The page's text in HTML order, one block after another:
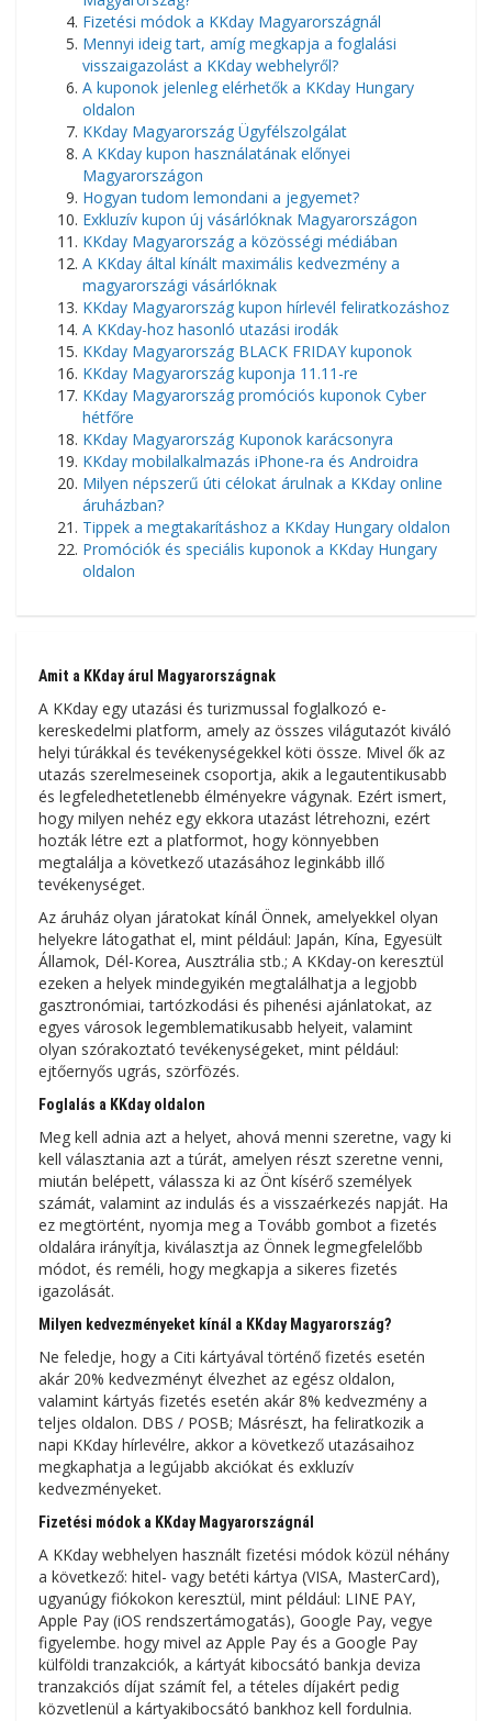
Fizetési módok a KKday Magyarországnál
Mennyi ideig tart, amíg megkapja a foglalási
visszaigazolást a KKday webhelyről?
A kuponok jelenleg elérhetők a KKday Hungary
oldalon
KKday Magyarország Ügyfélszolgálat
A KKday kupon használatának előnyei
Magyarországon
Hogyan tudom lemondani a jegyemet?
Exkluzív kupon új vásárlóknak Magyarországon
KKday Magyarország a közösségi médiában
A KKday által kínált maximális kedvezmény a
magyarországi vásárlóknak
KKday Magyarország kupon hírlevél feliratkozáshoz
A KKday-hoz hasonló utazási irodák
KKday Magyarország BLACK FRIDAY kuponok
KKday Magyarország kuponja 11.11-re
KKday Magyarország promóciós kuponok Cyber ​​​​
hétfőre
KKday Magyarország Kuponok karácsonyra
KKday mobilalkalmazás iPhone-ra és Androidra
Milyen népszerű úti célokat árulnak a KKday online
áruházban?
Tippek a megtakarításhoz a KKday Hungary oldalon
Promóciók és speciális kuponok a KKday Hungary
oldalon
Amit a KKday árul Magyarországnak
A KKday egy utazási és turizmussal foglalkozó e-
kereskedelmi platform, amely az összes világutazót kiváló
helyi túrákkal és tevékenységekkel köti össze. Mivel ők az
utazás szerelmeseinek csoportja, akik a legautentikusabb
és legfeledhetetlenebb élményekre vágynak. Ezért ismert,
hogy milyen nehéz egy ekkora utazást létrehozni, ezért
hozták létre ezt a platformot, hogy könnyebben
megtalálja a következő utazásához leginkább illő
tevékenységet.
Az áruház olyan járatokat kínál Önnek, amelyekkel olyan
helyekre látogathat el, mint például: Japán, Kína, Egyesült
Államok, Dél-Korea, Ausztrália stb.; A KKday-on keresztül
ezeken a helyek mindegyikén megtalálhatja a legjobb
gasztronómiai, tartózkodási és pihenési ajánlatokat, az
egyes városok legemblematikusabb helyeit, valamint
olyan szórakoztató tevékenységeket, mint például:
ejtőernyős ugrás, szörfözés.
Foglalás a KKday oldalon
Meg kell adnia azt a helyet, ahová menni szeretne, vagy ki
kell választania azt a túrát, amelyen részt szeretne venni,
miután belépett, válassza ki az Önt kísérő személyek
számát, valamint az indulás és a visszaérkezés napját. Ha
ez megtörtént, nyomja meg a Tovább gombot a fizetés
oldalára irányítja, kiválasztja az Önnek legmegfelelőbb
módot, és reméli, hogy megkapja a sikeres fizetés
igazolását.
Milyen kedvezményeket kínál a KKday Magyarország?
Ne feledje, hogy a Citi kártyával történő fizetés esetén
akár 20% kedvezményt élvezhet az egész oldalon,
valamint kártyás fizetés esetén akár 8% kedvezmény a
teljes oldalon. DBS / POSB; Másrészt, ha feliratkozik a
napi KKday hírlevélre, akkor a következő utazásaihoz
megkaphatja a legújabb akciókat és exkluzív
kedvezményeket.
Fizetési módok a KKday Magyarországnál
A KKday webhelyen használt fizetési módok közül néhány
a következő: hitel- vagy betéti kártya (VISA, MasterCard),
ugyanúgy fiókokon keresztül, mint például: LINE PAY,
Apple Pay (iOS rendszertámogatás), Google Pay, vegye
figyelembe. hogy mivel az Apple Pay és a Google Pay
külföldi tranzakciók, a kártyát kibocsátó bankja deviza
tranzakciós díjat számít fel, a tételes díjakért pedig
közvetlenül a kártyakibocsátó bankhoz kell fordulnia.